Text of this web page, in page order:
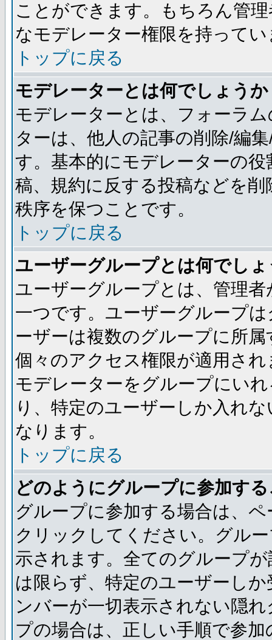
ことができます。もちろん管
なモデレーター権限を持ってい
トップに戻る
モデレーターとは何でしょうか
モデレーターとは、フォーラ
ターは、他人の記事の削除/編
す。基本的にモデレーターの
稿、規約に反する投稿などを
秩序を保つことです。
トップに戻る
ユーザーグループとは何でし
ユーザーグループとは、管理
一つです。ユーザーグループ
ーザーは複数のグループに所
個々のアクセス権限が適用さ
モデレーターをグループにい
り、特定のユーザーしか入れ
なります。
トップに戻る
どのようにグループに参加す
グループに参加する場合は、
クリックしてください。グル
示されます。全てのグループ
は限らず、特定のユーザーし
ンバーが一切表示されない隠
プの場合は、正しい手順で参